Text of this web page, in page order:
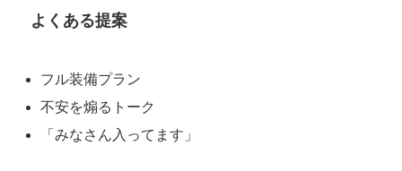
よくある提案
フル装備プラン
不安を煽るトーク
「みなさん入ってます」